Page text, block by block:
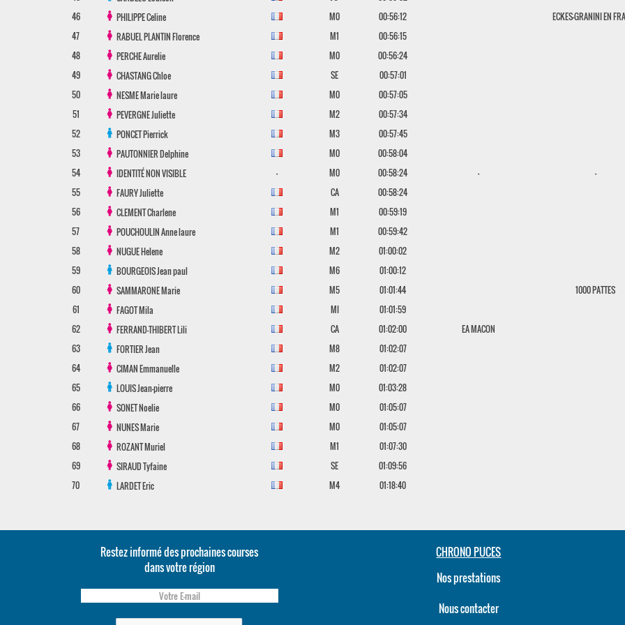
46
PHILIPPECeline M0 00:56:12
ECKES-GRANINI EN
47
RABUEL PLANTINFlorence M1
00:56:15
48
PERCHEAurelie M0
00:56:24
49
CHASTANGChloe SE
00:57:01
50
NESMEMarie laure M0
00:57:05
51
PEVERGNEJuliette M2
00:57:34
52
PONCETPierrick M3
00:57:45
53
PAUTONNIERDelphine M0
00:58:04
54
IDENTITÉ NON VISIBLE - M0 00:58:24 -
-
55
FAURYJuliette CA
00:58:24
56
CLEMENTCharlene M1
00:59:19
57
POUCHOULINAnne laure M1
00:59:42
58
NUGUEHelene M2
01:00:02
59
BOURGEOISJean paul M6
01:00:12
60
SAMMARONEMarie M5 01:01:44
1000 PATTES
61
FAGOTMila MI
01:01:59
62
FERRAND-THIBERTLili CA 01:02:00
EA MACON
63
FORTIERJean M8
01:02:07
64
CIMANEmmanuelle M2
01:02:07
65
LOUISJean-pierre M0
01:03:28
66
SONETNoelie M0
01:05:07
67
NUNESMarie M0
01:05:07
68
ROZANTMuriel M1
01:07:30
69
SIRAUDTyfaine SE
01:09:56
70
LARDETEric M4 01:18:40
Restez informé des prochaines courses
dans votre région
CHRONO PUCES
Nos prestations
Nous contacter